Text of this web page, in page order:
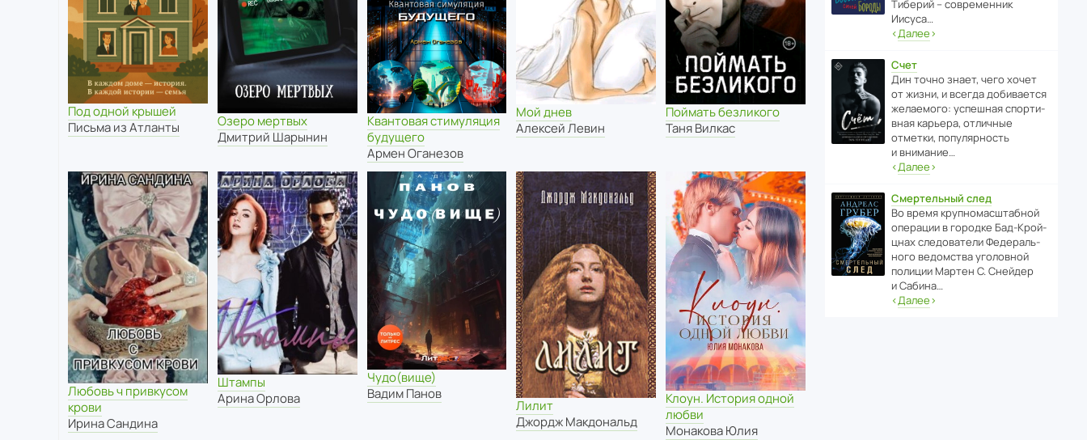
Под одной крышей
Письма из Атланты
Озеро мертвых
Дмитрий Шарынин
Квантовая стимуляция
будущего
Армен Оганезов
Мой днев
Алексей Левин
Поймать безликого
Таня Вилкас
Любовь ч привкусом
крови
Ирина Сандина
Штампы
Арина Орлова
Чудо(вище)
Вадим Панов
Лилит
Джордж Макдональд
Клоун. История одной
любви
Монакова Юлия
Тиберий – совре­менник
Иисуса…
‹Далее›
Счет
Дин точно знает, чего хочет
от жизни, и всегда доби­ва­ется
жела­е­мого: успе­шная спор­ти­
вная карьера, отли­чные
отметки, попу­ля­р­ность
и внимание…
‹Далее›
Смертельный след
Во время круп­но­мас­ш­та­бной
операции в городке Бад‑Крой­
цнах следо­ва­тели Феде­раль­
ного ведомства уголо­вной
полиции Мартен С. Снейдер
и Сабина…
‹Далее›